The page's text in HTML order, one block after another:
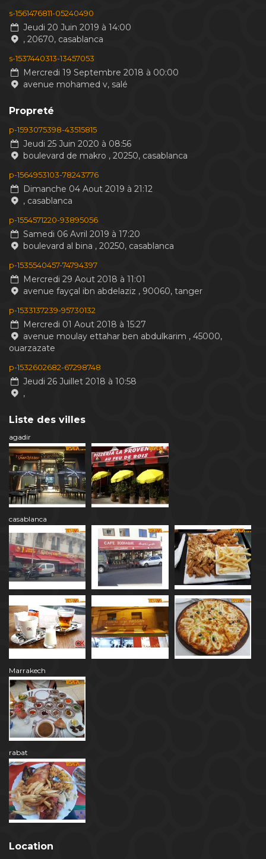
s-1561476811-05240490
Jeudi 20 Juin 2019 à 14:00
, 20670, casablanca
s-1537440313-13457053
Mercredi 19 Septembre 2018 à 00:00
avenue mohamed v, salé
Propreté
p-1593075398-43515815
Jeudi 25 Juin 2020 à 08:56
boulevard de makro , 20250, casablanca
p-1564953103-78243776
Dimanche 04 Aout 2019 à 21:12
, casablanca
p-1554571220-93895056
Samedi 06 Avril 2019 à 17:20
boulevard al bina , 20250, casablanca
p-1535540457-74794397
Mercredi 29 Aout 2018 à 11:01
avenue fayçal ibn abdelaziz , 90060, tanger
p-1533137239-95730132
Mercredi 01 Aout 2018 à 15:27
avenue moulay ettahar ben abdulkarim , 45000,
ouarzazate
p-1532602682-67298748
Jeudi 26 Juillet 2018 à 10:58
,
Liste des villes
agadir
casablanca
Marrakech
rabat
Location